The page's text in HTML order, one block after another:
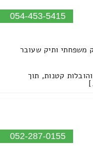
054-453-5415
משפחתי ותיק שעובר
קטנות, תוך
052-287-0155